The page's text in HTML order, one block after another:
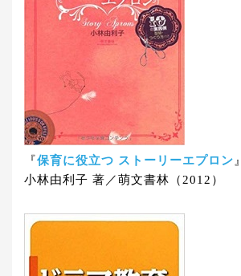
『保育に役立つ ストーリーエプロン 』
小林由利子 著／萌文書林（2012）